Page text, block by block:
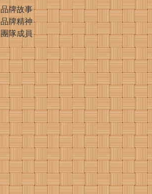
品牌故事
品牌精神
團隊成員